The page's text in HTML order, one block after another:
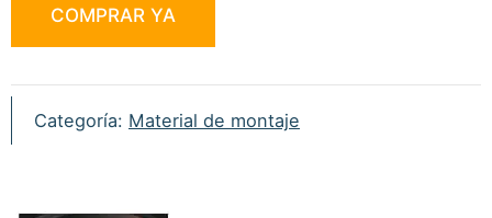
Tangle
Sleeves
30
COMPRAR YA
Categoría: Material de montaje